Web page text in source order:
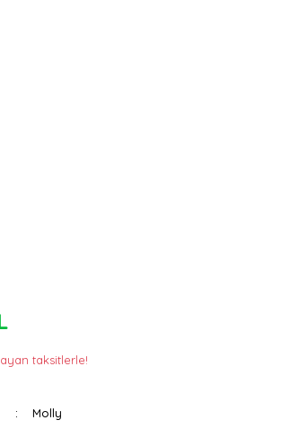
taksitlerle!
Molly